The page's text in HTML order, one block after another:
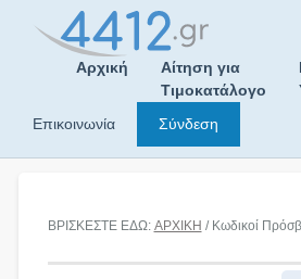
Αρχική
Αίτηση για
Τιμοκατάλογο
Επικοινωνία
Σύνδεση
ΒΡΙΣΚΕΣΤΕ ΕΔΩ: ΑΡΧΙΚΗ / Κωδικοί